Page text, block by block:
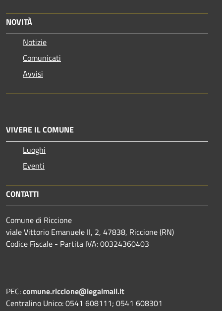
NOVITÀ
Notizie
Comunicati
Avvisi
VIVERE IL COMUNE
Luoghi
Eventi
CONTATTI
Comune di Riccione
viale Vittorio Emanuele II, 2, 47838, Riccione (RN)
Codice Fiscale - Partita IVA: 00324360403
PEC:comune.riccione@legalmail.it
Centralino Unico: 0541 608111; 0541 608301